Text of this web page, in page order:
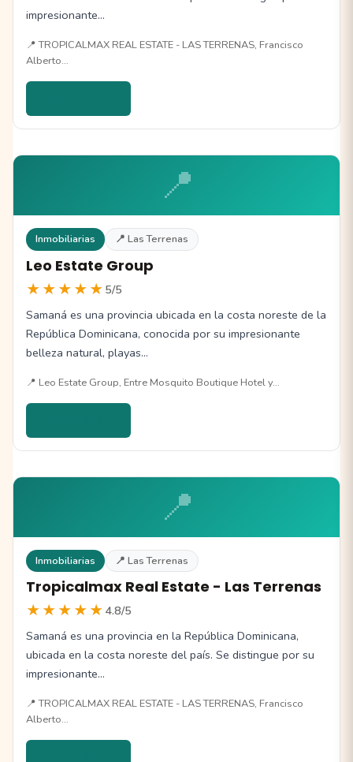
impresionante…
📍 TROPICALMAX REAL ESTATE - LAS TERRENAS, Francisco
Alberto…
📍
Inmobiliarias 📍 Las Terrenas
Leo Estate Group
★★★★★ 5/5
Samaná es una provincia ubicada en la costa noreste de la
República Dominicana, conocida por su impresionante
belleza natural, playas…
📍 Leo Estate Group, Entre Mosquito Boutique Hotel y…
📍
Inmobiliarias 📍 Las Terrenas
Tropicalmax Real Estate - Las Terrenas
★★★★★ 4.8/5
Samaná es una provincia en la República Dominicana,
ubicada en la costa noreste del país. Se distingue por su
impresionante…
📍 TROPICALMAX REAL ESTATE - LAS TERRENAS, Francisco
Alberto…